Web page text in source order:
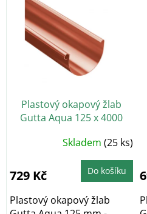
Plastový okapový žlab
Gutta Aqua 125 x 4000
Skladem (25 ks)
729 Kč Do košíku
Plastový okapový žlab